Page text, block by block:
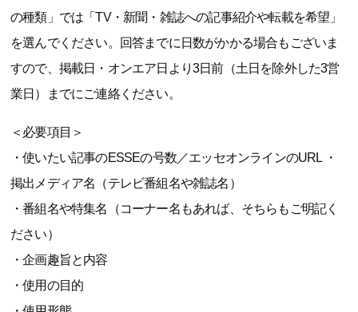
の種類」では「TV・新聞・雑誌への記事紹介や転載を希望」
を選んでください。回答までに日数がかかる場合もございま
すので、掲載日・オンエア日より3日前（土日を除外した3営
業日）までにご連絡ください。
＜必要項目＞
・使いたい記事のESSEの号数／エッセオンラインのURL ・
掲出メディア名（テレビ番組名や雑誌名）
・番組名や特集名（コーナー名もあれば、そちらもご明記く
ださい）
・企画趣旨と内容
・使用の目的